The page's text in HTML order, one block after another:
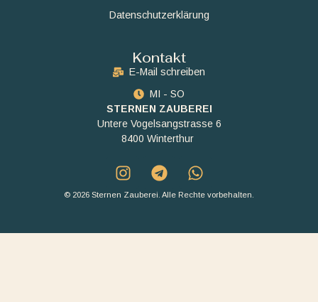
Datenschutzerklärung
Kontakt
E-Mail schreiben
MI - SO
STERNEN ZAUBEREI
Untere Vogelsangstrasse 6
8400 Winterthur
© 2026 Sternen Zauberei. Alle Rechte vorbehalten.